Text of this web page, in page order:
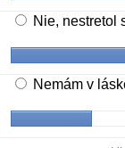
Nie, nestretol
Nemám v